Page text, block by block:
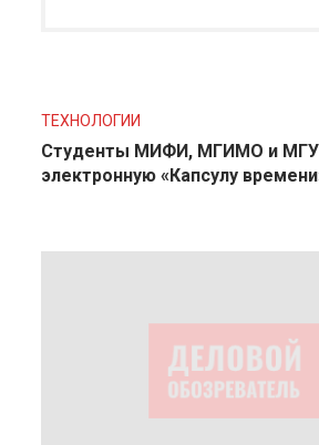
ТЕХНОЛОГИИ
Студенты МИФИ, МГИМО и МГУ
электронную «Капсулу